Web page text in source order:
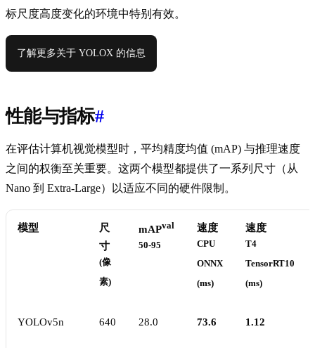
标尺度高度变化的环境中特别有效。
了解更多关于 YOLOX 的信息
性能与指标#
在评估计算机视觉模型时，平均精度均值 (mAP) 与推理速度
之间的权衡至关重要。这两个模型都提供了一系列尺寸（从
Nano 到 Extra-Large）以适应不同的硬件限制。
模型
尺
寸
(像
素)
mAPval
50-95
速度
CPU
ONNX
(ms)
速度
T4
TensorRT10
(ms)
YOLOv5n 640 28.0 73.6 1.12